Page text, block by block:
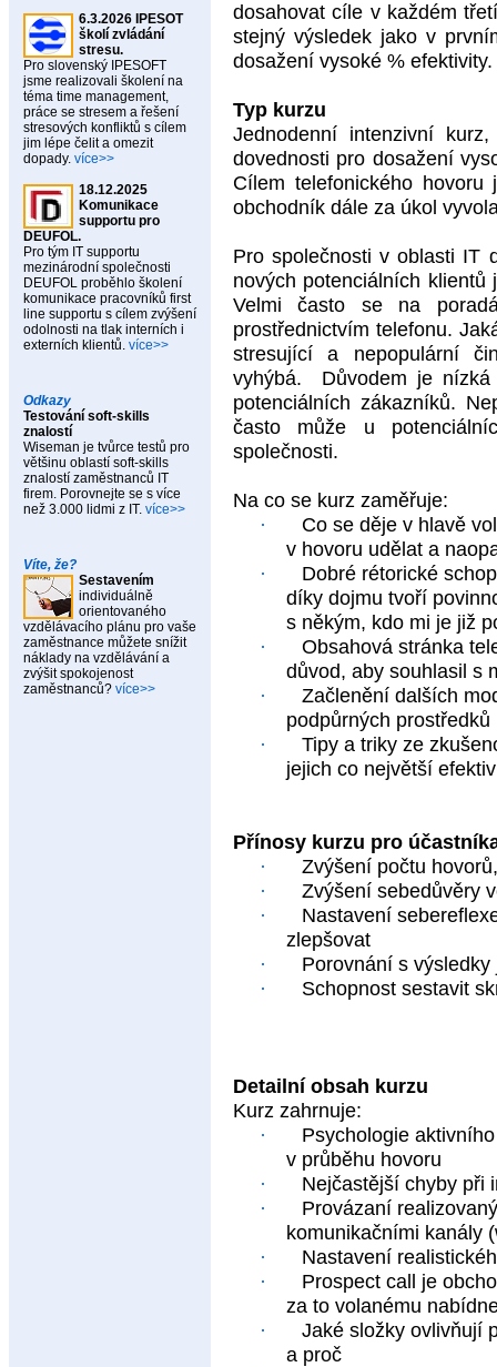
6.3.2026 IPESOT
školí zvládání
stresu.
Pro slovenský IPESOFT
jsme realizovali školení na
téma time management,
práce se stresem a řešení
stresových konfliktů s cílem
jim lépe čelit a omezit
dopady. více>>
18.12.2025
Komunikace
supportu pro
DEUFOL.
Pro tým IT supportu
mezinárodní společnosti
DEUFOL proběhlo školení
komunikace pracovníků first
line supportu s cílem zvýšení
odolnosti na tlak interních i
externích klientů. více>>
Odkazy
Testování soft-skills
znalostí
Wiseman je tvůrce testů pro
většinu oblastí soft-skills
znalostí zaměstnanců IT
firem. Porovnejte se s více
než 3.000 lidmi z IT. více>>
Víte, že?
Sestavením
individuálně
orientovaného
vzdělávacího plánu pro vaše
zaměstnance můžete snížit
náklady na vzdělávání a
zvýšit spokojenost
zaměstnanců? více>>
dosahovat cíle v každém
stejný výsledek jako v
dosažení vysoké % efektivity.
Typ kurzu
Jednodenní intenzivní
dovednosti pro dosažení
Cílem telefonického
obchodník dále za úkol
Pro společnosti v oblasti IT
nových potenciálních
Velmi často se na
prostřednictvím telefonu.
stresující a nepopulární
vyhýbá.
Důvodem je
potenciálních zákazníků.
často může u
společnosti.
Na co se kurz zaměřuje:
·
Co se děje v hlavě
v hovoru udělat a
·
Dobré rétorické
díky dojmu tvoří
s někým, kdo mi je již
·
Obsahová stránka
důvod, aby souhlasil s
·
Začlenění dalších
podpůrných
·
Tipy a triky ze
jejich co největší
Přínosy kurzu pro
·
Zvýšení počtu
·
Zvýšení sebedůvěry
·
Nastavení
zlepšovat
·
Porovnání s
·
Schopnost sestavit
Detailní obsah kurzu
Kurz zahrnuje:
·
Psychologie
v průběhu hovoru
·
Nejčastější chyby při
·
Provázaní
komunikačními kanály
·
Nastavení
·
Prospect call je
za to volanému
·
Jaké složky ovlivňují
a proč